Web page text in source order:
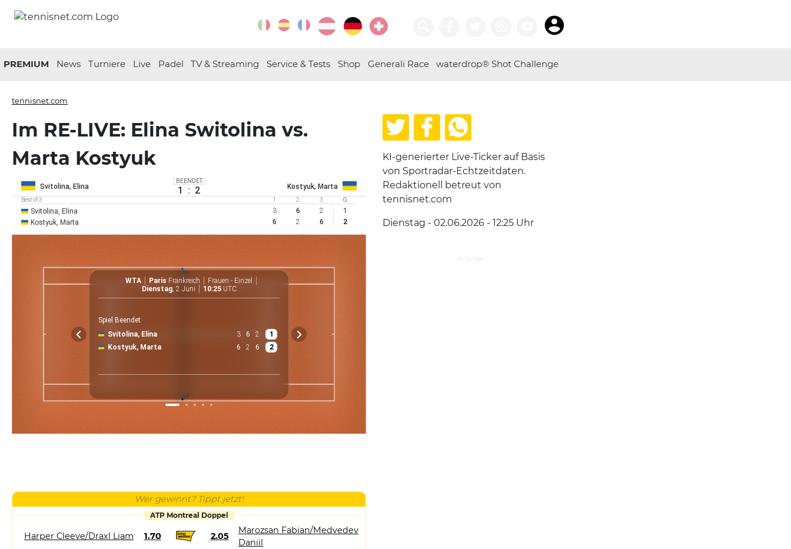
PREMIUM News Turniere Live Padel TV & Streaming Service & Tests Shop Generali Race waterdrop® Shot Challenge
tennisnet.com
Im RE-LIVE: Elina Switolina vs.
Marta Kostyuk
Svitolina, Elina
BEENDET
1 : 2 Kostyuk, Marta
Best of 3 1 2 3 G
Svitolina, Elina 3 6 2
1
Kostyuk, Marta
6 2 6 2
WTA Paris Frankreich
Frauen - Einzel
Dienstag, 2 Juni 10:25 UTC
Spiel Beendet
Svitolina, Elina
3 6 2
1
Kostyuk, Marta
6 2 6 2
Wer gewinnt? Tippt jetzt!
ATP Montreal Doppel
Harper Cleeve/Draxl Liam 1.70 2.05
Marozsan Fabian/Medvedev
Daniil
KI-generierter Live-Ticker auf Basis
von Sportradar-Echtzeitdaten.
Redaktionell betreut von
tennisnet.com
Dienstag - 02.06.2026 - 12:25 Uhr